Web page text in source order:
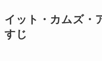
イット・カムズ
すじ